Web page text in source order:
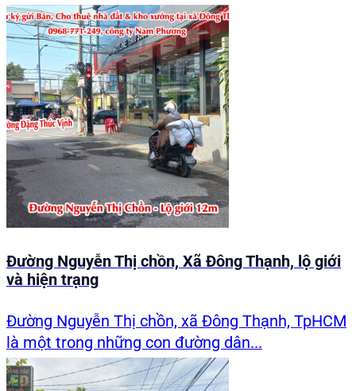
Đường Nguyễn Thị chồn, Xã Đông Thạnh, lộ giới
và hiện trạng
Đường Nguyễn Thị chồn, xã Đông Thạnh, TpHCM
là một trong những con đường dân...